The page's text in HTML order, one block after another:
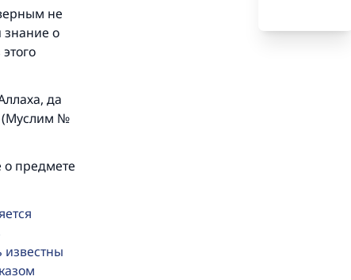
не
знание о
да
(Муслим №
о предмете
известны